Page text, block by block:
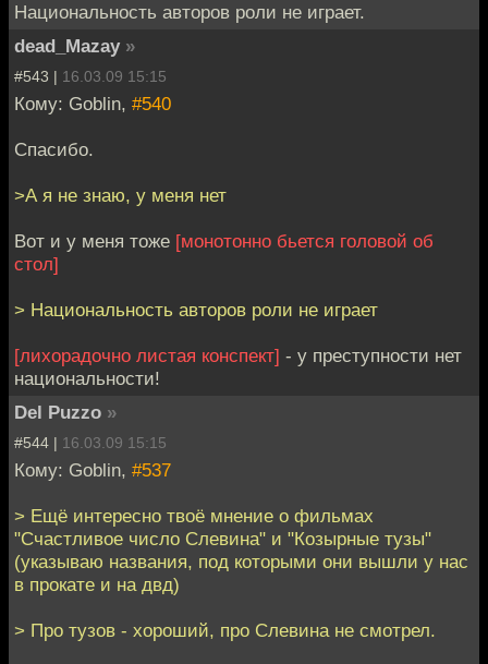
Национальность авторов роли не играет.
dead_Mazay »
#543 | 16.03.09 15:15
Кому: Goblin, #540
Спасибо.
>А я не знаю, у меня нет
Вот и у меня тоже [монотонно бьется головой об
стол]
> Национальность авторов роли не играет
[лихорадочно листая конспект] - у преступности нет
национальности!
Del Puzzo »
#544 | 16.03.09 15:15
Кому: Goblin, #537
> Ещё интересно твоё мнение о фильмах
"Счастливое число Слевина" и "Козырные тузы"
(указываю названия, под которыми они вышли у нас
в прокате и на двд)
> Про тузов - хороший, про Слевина не смотрел.